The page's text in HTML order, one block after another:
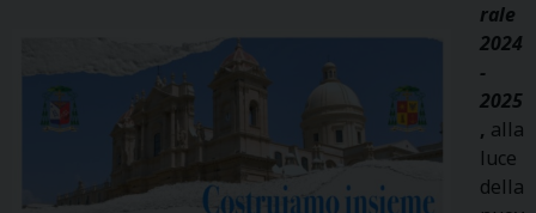
rale
2024
-
2025
, alla
luce
della